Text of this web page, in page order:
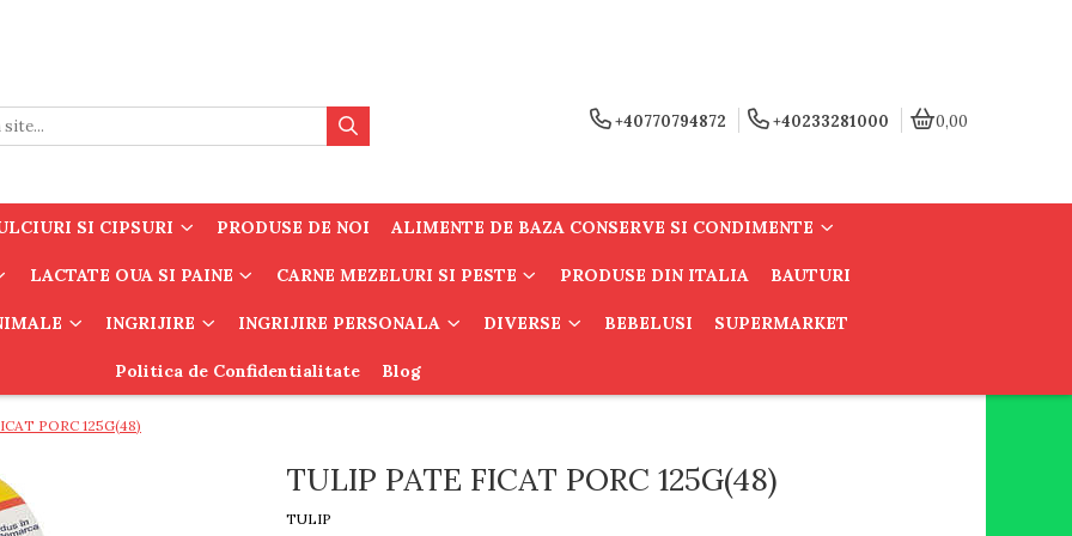
+40770794872 +40233281000 0,00
SI CIPSURI PRODUSE DE NOI ALIMENTE DE BAZA CONSERVE SI CONDIMENTE
LACTATE OUA SI PAINE CARNE MEZELURI SI PESTE PRODUSE DIN ITALIA BAUTURI
INGRIJIRE INGRIJIRE PERSONALA DIVERSE BEBELUSI SUPERMARKET
Politica de Confidentialitate Blog
PORC 125G(48)
TULIP PATE FICAT PORC 125G(48)
TULIP